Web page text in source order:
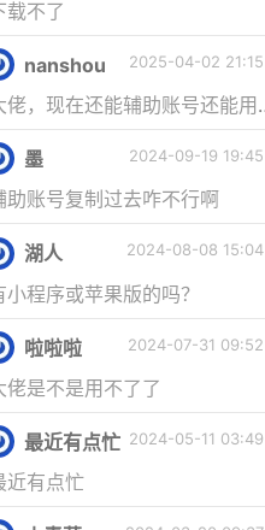
载不了
nanshou 2025-04-02 21:15
，现在还能辅助账号还能用吗，┭┮﹏┭...
墨 2024-09-19 19:45
助账号复制过去咋不行啊
湖人 2024-08-08 15:04
小程序或苹果版的吗？
啦啦啦 2024-07-31 09:52
佬是不是用不了了
最近有点忙 2024-05-11 03:49
近有点忙